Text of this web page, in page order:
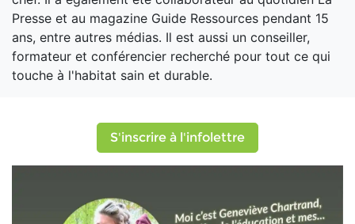
Presse et au magazine Guide Ressources pendant 15
ans, entre autres médias. Il est aussi un conseiller,
formateur et conférencier recherché pour tout ce qui
touche à l'habitat sain et durable.
S'inscrire à l'infolettre